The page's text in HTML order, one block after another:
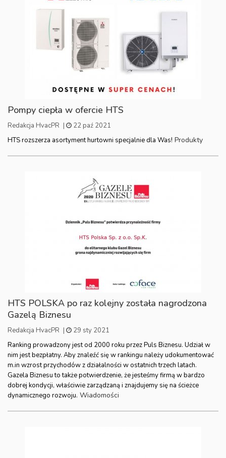
Pompy ciepła w ofercie HTS
Redakcja HvacPR |
22 paź 2021
HTS rozszerza asortyment hurtowni specjalnie dla Was! Produkty
HTS POLSKA po raz kolejny została nagrodzona
Gazelą Biznesu
Redakcja HvacPR |
29 sty 2021
Ranking prowadzony jest od 2000 roku przez Puls Biznesu. Udział w
nim jest bezpłatny. Aby znaleźć się w rankingu należy udokumentować
m.in wzrost przychodów z działalności w ostatnich trzech latach.
Gazela Biznesu to także potwierdzenie, że jesteśmy firmą w bardzo
dobrej kondycji, właściwie zarządzaną i znajdujemy się na ścieżce
dynamicznego rozwoju. Wiadomości